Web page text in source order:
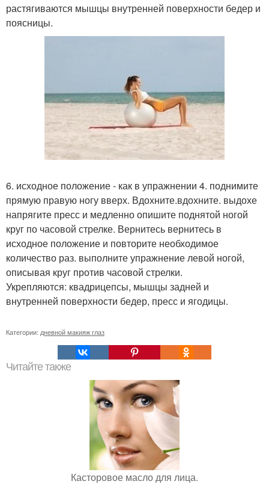
растягиваются мышцы внутренней поверхности бедер и
поясницы.
6. исходное положение - как в упражнении 4. поднимите
прямую правую ногу вверх. Вдохните.вдохните. выдохе
напрягите пресс и медленно опишите поднятой ногой
круг по часовой стрелке. Вернитесь вернитесь в
исходное положение и повторите необходимое
количество раз. выполните упражнение левой ногой,
описывая круг против часовой стрелки.
Укрепляются: квадрицепсы, мышцы задней и
внутренней поверхности бедер, пресс и ягодицы.
Категории: дневной макияж глаз
Читайте также
Касторовое масло для лица.